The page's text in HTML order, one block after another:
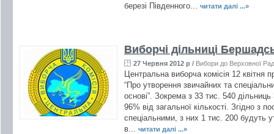
березі Південного... читати далі ...»
Виборчі дільниці
27 Червня 2012 р / Вибори до Верховної
Центральна виборча комісія 12
“Про утворення звичайних та
основі”. Зокрема з 33 тис. 540
96% від загальної кількості. Згідно з
спеціальними, з них 1 тис. 200 будуть
в... читати далі ...»